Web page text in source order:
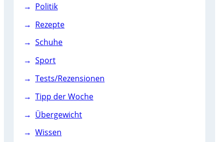
Politik
Rezepte
Schuhe
Sport
Tests/Rezensionen
Tipp der Woche
Übergewicht
Wissen